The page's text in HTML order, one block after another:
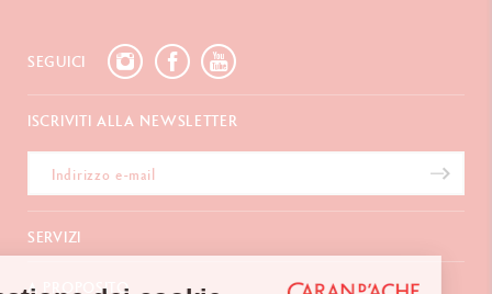
SEGUICI
ISCRIVITI ALLA NEWSLETTER
SERVIZI
A PROPOSITO